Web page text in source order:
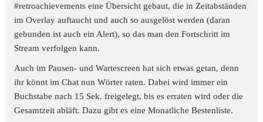
#retroachievements eine Übersicht gebaut, die in Zeitabständen
im Overlay auftaucht und auch so ausgelöst werden (daran
gebunden ist auch ein Alert), so das man den Fortschritt im
Stream verfolgen kann.
Auch im Pausen- und Wartescreen hat sich etwas getan, denn
ihr könnt im Chat nun Wörter raten. Dabei wird immer ein
Buchstabe nach 15 Sek. freigelegt, bis es erraten wird oder die
Gesamtzeit abläft. Dazu gibt es eine Monatliche Bestenliste.